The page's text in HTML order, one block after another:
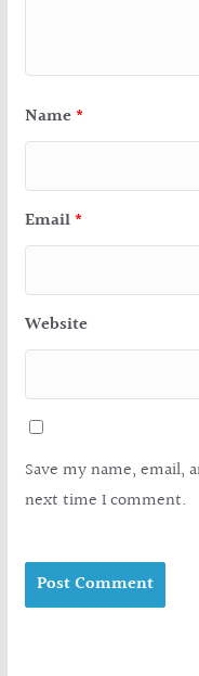
Name *
Email *
Website
Save my name, email,
next time I comment.